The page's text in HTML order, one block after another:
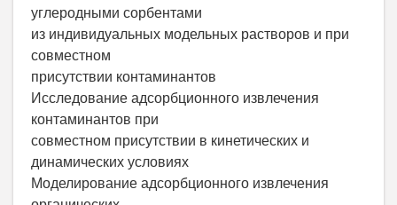
углеродными сорбентами
из индивидуальных модельных растворов и при
совместном
присутствии контаминантов
Исследование адсорбционного извлечения
контаминантов при
совместном присутствии в кинетических и
динамических условиях
Моделирование адсорбционного извлечения